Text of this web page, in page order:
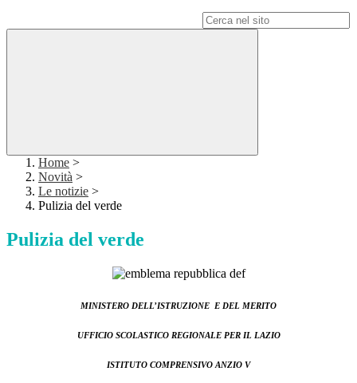
Home >
Novità >
Le notizie >
Pulizia del verde
Pulizia del verde
MINISTERO DELL’ISTRUZIONE E DEL MERITO
UFFICIO SCOLASTICO REGIONALE PER IL LAZIO
ISTITUTO COMPRENSIVO ANZIO V